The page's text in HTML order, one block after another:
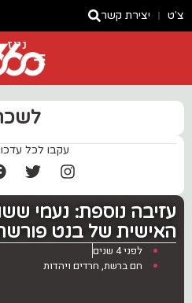
צ'ט יצירת קשר
ניוז
עקבו לכל
עזיבה נוספת: ‏נעמי
האישית של בנט
לפני 4 שנים
חם ברשת, חרדים ויהדות